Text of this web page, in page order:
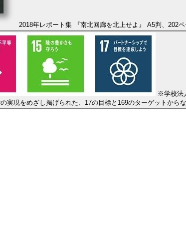
2018年レポート集 『南北回廊を北上せよ』 A5判、202ペ
※学校法
現をめざし掲げられた、17の目標と169のターゲットからな